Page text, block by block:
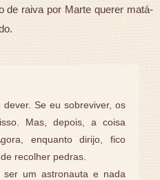
de raiva por Marte querer matá-
Se eu sobreviver, os
Mas, depois, a coisa
enquanto dirijo, fico
recolher pedras.
um astronauta e nada